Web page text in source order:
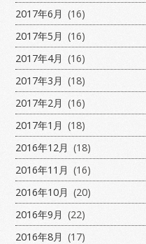
2017年6月 (16)
2017年5月 (16)
2017年4月 (16)
2017年3月 (18)
2017年2月 (16)
2017年1月 (18)
2016年12月 (18)
2016年11月 (16)
2016年10月 (20)
2016年9月 (22)
2016年8月 (17)